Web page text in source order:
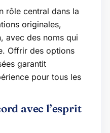
rôle central dans la
originales,
avec des noms qui
Offrir des options
garantit
pour tous les
avec l’esprit